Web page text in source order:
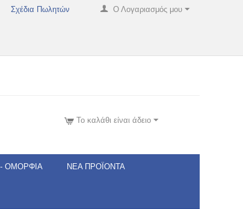
Ο Λογαριασμός μου
Σχέδια Πωλητών
Το καλάθι είναι άδειο
- ΟΜΟΡΦΙΆ ΝΈΑ ΠΡΟΪΌΝΤΑ